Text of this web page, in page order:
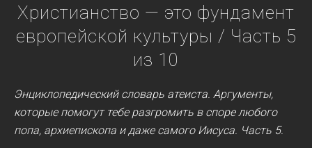
Христианство — это фундамент
европейской культуры / Часть 5
из 10
Энциклопедический словарь атеиста. Аргументы,
которые помогут тебе разгромить в споре любого
попа, архиепископа и даже самого Иисуса. Часть 5.